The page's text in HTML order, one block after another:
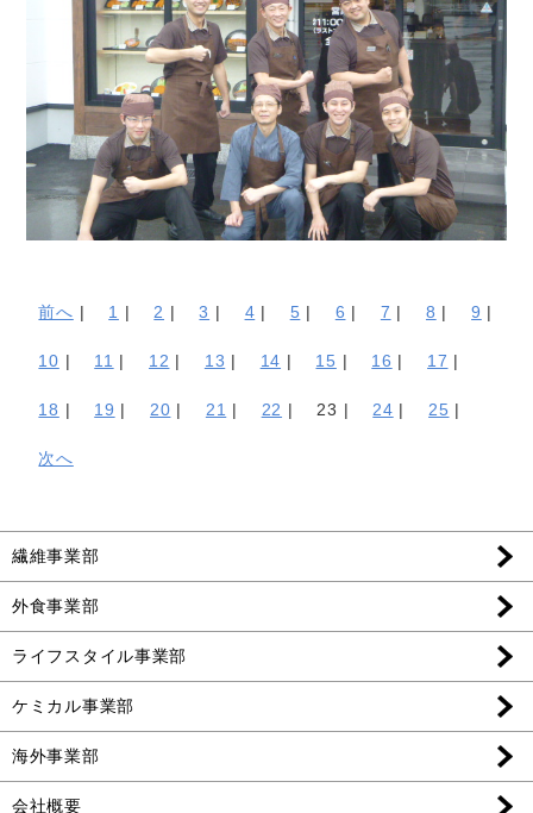
前へ | 1 | 2 | 3 | 4 | 5 | 6 | 7 | 8 | 9 |
10 | 11 | 12 | 13 | 14 | 15 | 16 | 17 |
18 | 19 | 20 | 21 | 22 | 23 | 24 | 25 |
次へ
繊維事業部
外食事業部
ライフスタイル事業部
ケミカル事業部
海外事業部
会社概要